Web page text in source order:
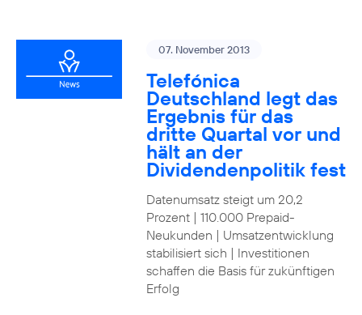
07. November 2013
Telefónica
Deutschland legt das
Ergebnis für das
dritte Quartal vor und
hält an der
Dividendenpolitik fest
Datenumsatz steigt um 20,2
Prozent | 110.000 Prepaid-
Neukunden | Umsatzentwicklung
stabilisiert sich | Investitionen
schaffen die Basis für zukünftigen
Erfolg